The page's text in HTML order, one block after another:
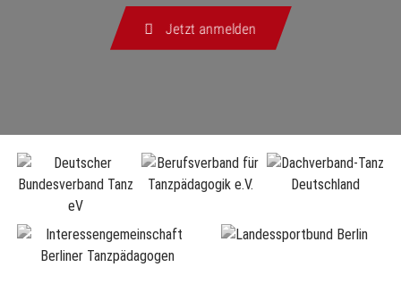
Jetzt anmelden